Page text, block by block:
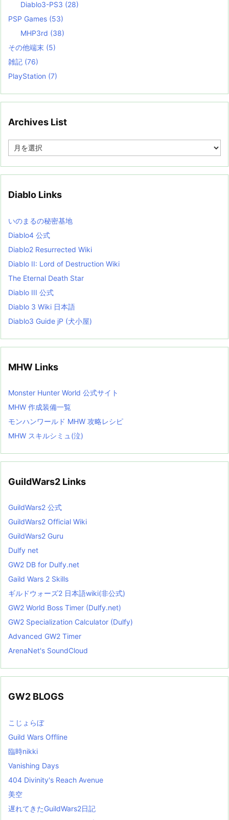
Diablo3-PS3 (28)
PSP Games (53)
MHP3rd (38)
その他端末 (5)
雑記 (76)
PlayStation (7)
Archives List
e
i
s
t
Diablo Links
いのまるの秘密基地
Diablo4 公式
Diablo2 Resurrected Wiki
Diablo II: Lord of Destruction Wiki
The Eternal Death Star
Diablo III 公式
Diablo 3 Wiki 日本語
Diablo3 Guide jP (犬小屋)
MHW Links
Monster Hunter World 公式サイト
MHW 作成装備一覧
モンハンワールド MHW 攻略レシピ
MHW スキルシミュ(泣)
GuildWars2 Links
GuildWars2 公式
GuildWars2 Official Wiki
GuildWars2 Guru
Dulfy net
GW2 DB for Dulfy.net
Gaild Wars 2 Skills
ギルドウォーズ2 日本語wiki(非公式)
GW2 World Boss Timer (Dulfy.net)
GW2 Specialization Calculator (Dulfy)
Advanced GW2 Timer
ArenaNet's SoundCloud
GW2 BLOGS
こじょらぼ
Guild Wars Offline
臨時nikki
Vanishing Days
404 Divinity's Reach Avenue
美空
遅れてきたGuildWars2日記